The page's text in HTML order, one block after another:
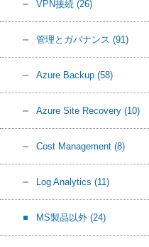
VPN接続 (26)
管理とガバナンス (91)
Azure Backup (58)
Azure Site Recovery (10)
Cost Management (8)
Log Analytics (11)
MS製品以外 (24)